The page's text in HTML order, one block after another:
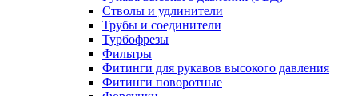
Стволы и удлинители
Трубы и соединители
Турбофрезы
Фильтры
Фитинги для рукавов высокого давления
Фитинги поворотные